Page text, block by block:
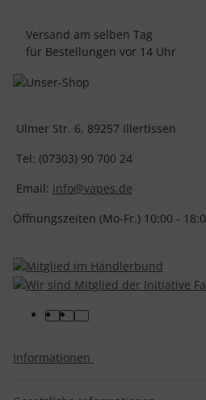
Versand am selben Tag
für Bestellungen vor 14 Uhr
Ulmer Str. 6, 89257 Illertissen
Tel: (07303) 90 700 24
Email: info@vapes.de
Öffnungszeiten (Mo-Fr.) 10:00 -
Informationen